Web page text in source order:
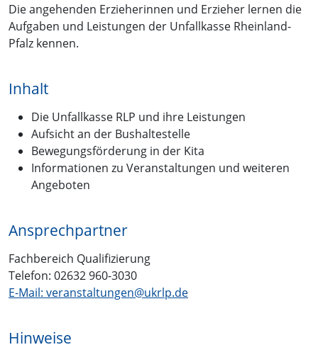
Die angehenden Erzieherinnen und Erzieher lernen die
Aufgaben und Leistungen der Unfallkasse Rheinland-
Pfalz kennen.
Inhalt
Die Unfallkasse RLP und ihre Leistungen
Aufsicht an der Bushaltestelle
Bewegungsförderung in der Kita
Informationen zu Veranstaltungen und weiteren
Angeboten
Ansprechpartner
Fachbereich Qualifizierung
Telefon: 02632 960-3030
E-Mail: veranstaltungen@ukrlp.de
Hinweise